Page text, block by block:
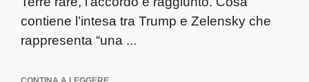
contiene l’intesa tra Trump e Zelensky che
rappresenta “una ...